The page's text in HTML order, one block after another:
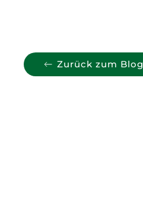
Zurück zum Blog